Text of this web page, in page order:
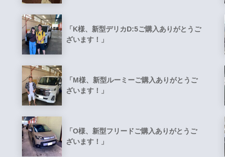
「K様、新型デリカD:5ご購入ありがとうご
ざいます！」
「M様、新型ルーミーご購入ありがとうご
ざいます！」
「O様、新型フリードご購入ありがとうご
ざいます！」